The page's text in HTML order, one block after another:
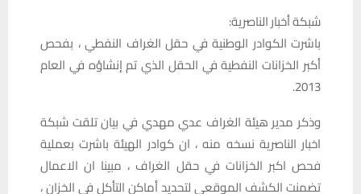
شبكة أخبار الناصرية:
باشرت الكوادر الوطنية في حقل الغراف النفطي ، بفحص
أكبر الخزانات النفطية في الحقل الذي تم إنشاؤه في العام
2013.
وذكر مدير هيئة الغراف عدي مهدي في بيان تلقت شبكة
اخبار الناصرية نسخه منه ، ان كوادر الهيئة باشرت بعملية
فحص اكبر الخزانات في حقل الغراف ، مبينا ان الاعمال
تضمنت الكشف الموقعي لتحديد أماكن التأكل في الخزان ،